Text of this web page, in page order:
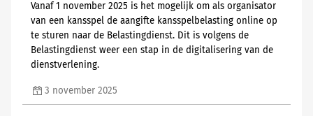
Vanaf 1 november 2025 is het mogelijk om als organisator
van een kansspel de aangifte kansspelbelasting online op
te sturen naar de Belastingdienst. Dit is volgens de
Belastingdienst weer een stap in de digitalisering van de
dienstverlening.
3 november 2025